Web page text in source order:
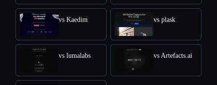
vs Kaedim vs plask
vs lumalabs vs Artefacts.ai